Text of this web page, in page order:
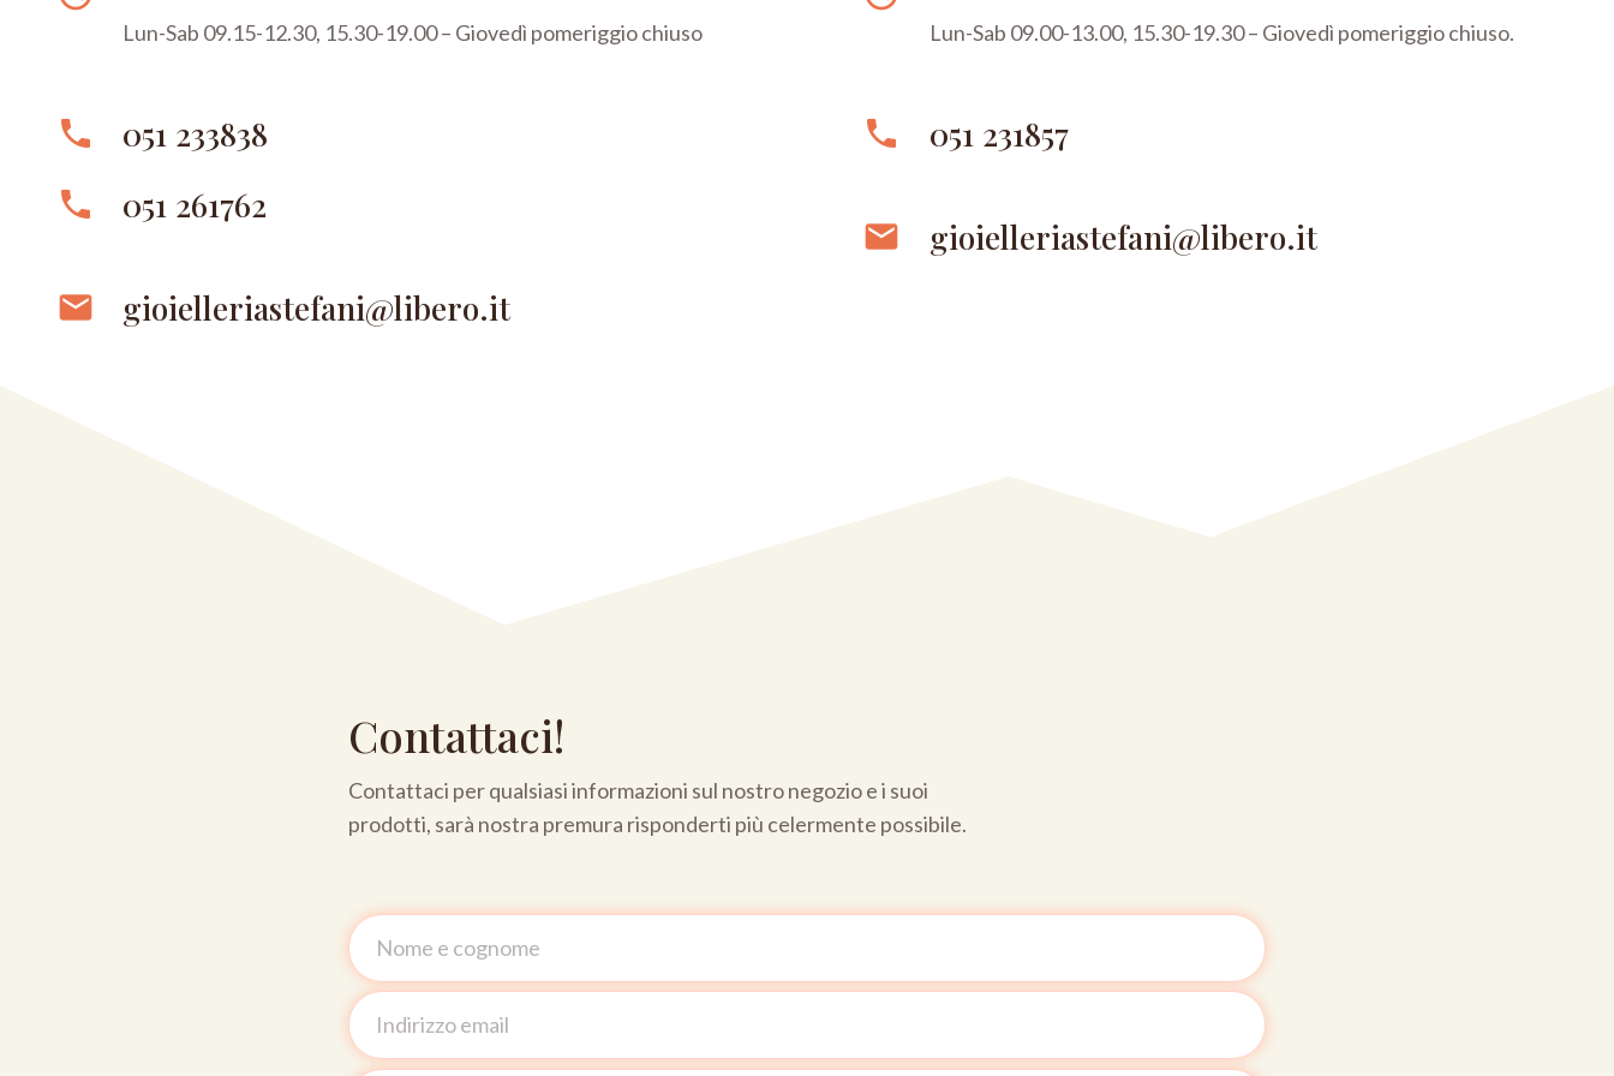
Lun-Sab 09.15-12.30, 15.30-19.00 – Giovedì pomeriggio chiuso
phone 051 233838
phone 051 261762
email gioielleriastefani@libero.it
Lun-Sab 09.00-13.00, 15.30-19.30 – Giovedì pomeriggio chiuso.
phone 051 231857
email gioielleriastefani@libero.it
Contattaci!
Contattaci per qualsiasi informazioni sul nostro negozio e i suoi
prodotti, sarà nostra premura risponderti più celermente possibile.